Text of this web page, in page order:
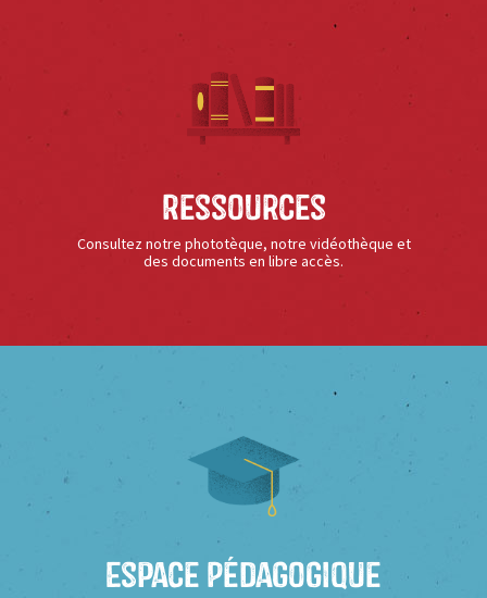
Ressources
Consultez notre phototèque, notre vidéothèque et
des documents en libre accès.
Espace Pédagogique